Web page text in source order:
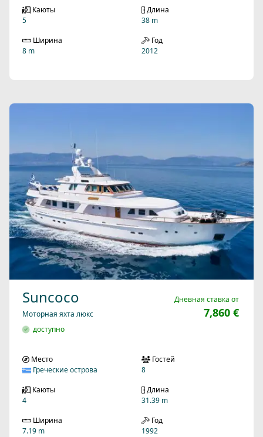
Каюты
5
Длина
38 m
Ширина
8 m
Год
2012
Suncoco
Моторная яхта люкс
доступно
Дневная ставка от
7,860 €
Место
Греческие острова
Гостей
8
Каюты
4
Длина
31.39 m
Ширина
7.19 m
Год
1992